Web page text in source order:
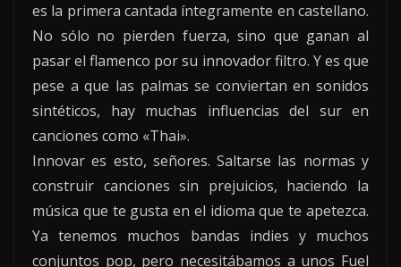
es la primera cantada íntegramente en castellano.
No sólo no pierden fuerza, sino que ganan al
pasar el flamenco por su innovador filtro. Y es que
pese a que las palmas se conviertan en sonidos
sintéticos, hay muchas influencias del sur en
canciones como «Thai».
Innovar es esto, señores. Saltarse las normas y
construir canciones sin prejuicios, haciendo la
música que te gusta en el idioma que te apetezca.
Ya tenemos muchos bandas indies y muchos
conjuntos pop, pero necesitábamos a unos Fuel